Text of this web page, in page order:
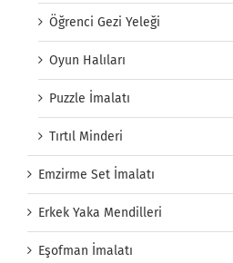
Öğrenci Gezi Yeleği
Oyun Halıları
Puzzle İmalatı
Tırtıl Minderi
Emzirme Set İmalatı
Erkek Yaka Mendilleri
Eşofman İmalatı